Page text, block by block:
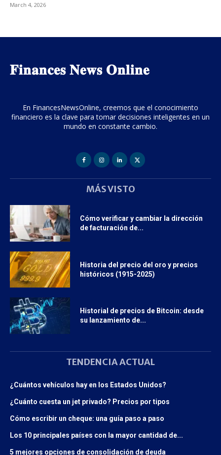
March 4, 2026
𝐅𝐢𝐧𝐚𝐧𝐜𝐞𝐬 𝐍𝐞𝐰𝐬 𝐎𝐧𝐥𝐢𝐧𝐞
En FinancesNewsOnline, creemos que el conocimiento
financiero es la clave para tomar decisiones inteligentes en un
mundo en constante cambio.
MÁS VISTO
Cómo verificar y cambiar la dirección
de facturación de...
Historia del precio del oro y precios
históricos (1915-2025)
Historial de precios de Bitcoin: desde
su lanzamiento de...
TENDENCIA ACTUAL
¿Cuántos vehículos hay en los Estados Unidos?
¿Cuánto cuesta un jet privado? Precios por tipos
Cómo escribir un cheque: una guía paso a paso
Los 10 principales países con la mayor cantidad de...
5 mejores opciones de consolidación de deuda